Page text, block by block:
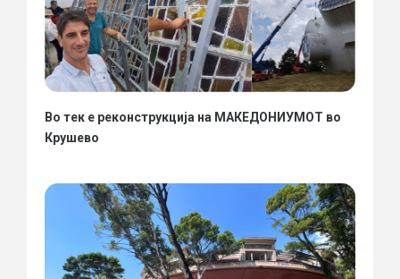
Во тек е реконструкција на МАКЕДОНИУМОТ во
Крушево